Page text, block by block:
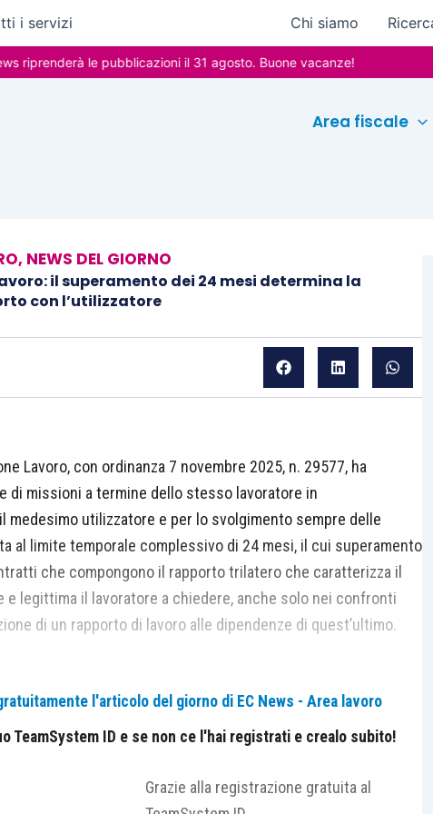
i servizi Chi siamo
le pubblicazioni il 31 agosto. Buone vacanze!
Area fiscale
, NEWS DEL GIORNO
il superamento dei 24 mesi determina la
con l’utilizzatore
Lavoro, con ordinanza 7 novembre 2025, n. 29577, ha
di missioni a termine dello stesso lavoratore in
medesimo utilizzatore e per lo svolgimento sempre delle
al limite temporale complessivo di 24 mesi, il cui superamento
che compongono il rapporto trilatero che caratterizza il
e legittima il lavoratore a chiedere, anche solo nei confronti
di un rapporto di lavoro alle dipendenze di quest’ultimo.
ha riconosciuto la costituzione di un rapporto a tempo
l'articolo del giorno di EC News - Area lavoro
TeamSystem ID e se non ce l'hai registrati e crealo subito!
Grazie alla registrazione gratuita al